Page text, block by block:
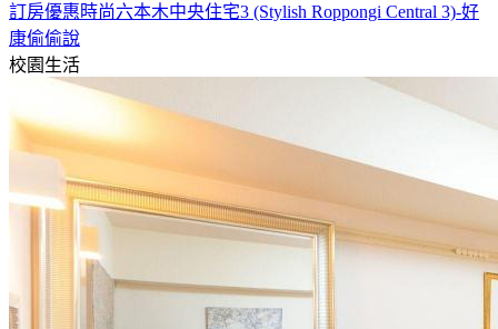
訂房優惠時尚六本木中央住宅3 (Stylish Roppongi Central 3)-好
康偷偷說
校園生活